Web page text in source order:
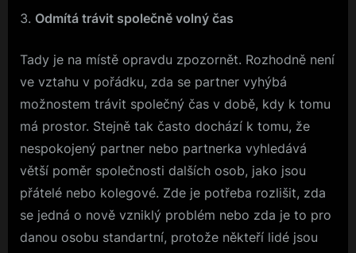
Odmítá trávit společně volný čas
Tady je na místě opravdu zpozornět. Rozhodně není
ve vztahu v pořádku, zda se partner vyhýbá
možnostem trávit společný čas v době, kdy k tomu
má prostor. Stejně tak často dochází k tomu, že
nespokojený partner nebo partnerka vyhledává
větší poměr společnosti dalších osob, jako jsou
přátelé nebo kolegové. Zde je potřeba rozlišit, zda
se jedná o nově vzniklý problém nebo zda je to pro
danou osobu standartní, protože někteří lidé jsou